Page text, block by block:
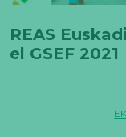
REAS
el GSEF 2021